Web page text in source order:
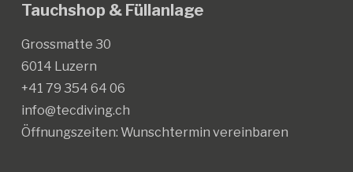
Tauchshop & Füllanlage
Grossmatte 30
6014 Luzern
+41 79 354 64 06
info@tecdiving.ch
Öffnungszeiten: Wunschtermin vereinbaren